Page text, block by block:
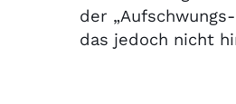
der
das jedoch nicht